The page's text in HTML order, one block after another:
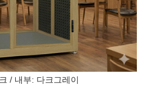
/ 내부: 다크그레이